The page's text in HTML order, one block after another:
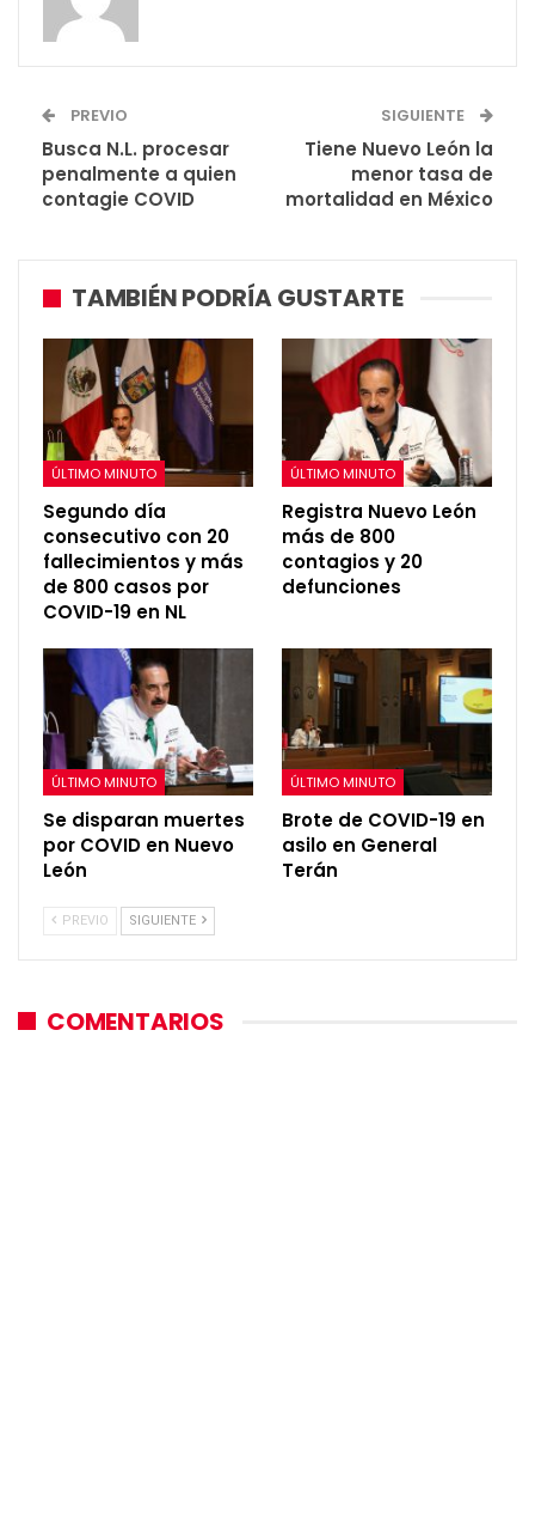
PREVIO
Busca N.L. procesar
penalmente a quien
contagie COVID
SIGUIENTE
Tiene Nuevo León la
menor tasa de
mortalidad en México
TAMBIÉN PODRÍA GUSTARTE
ÚLTIMO MINUTO
Segundo día
consecutivo con 20
fallecimientos y más
de 800 casos por
COVID-19 en NL
ÚLTIMO MINUTO
Registra Nuevo León
más de 800
contagios y 20
defunciones
ÚLTIMO MINUTO
Se disparan muertes
por COVID en Nuevo
León
ÚLTIMO MINUTO
Brote de COVID-19 en
asilo en General
Terán
PREVIO SIGUIENTE
COMENTARIOS